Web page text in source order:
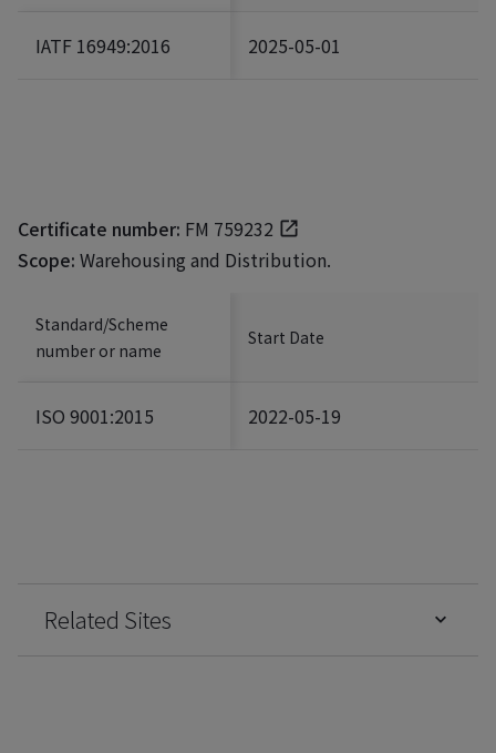
IATF 16949:2016 2025-05-01
Certificate number: FM 759232
Scope: Warehousing and Distribution.
Standard/Scheme
number or name
Start Date
ISO 9001:2015 2022-05-19
Related Sites